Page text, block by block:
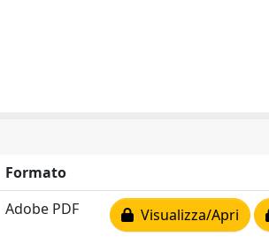
Formato
Adobe PDF Visualizza/Apri